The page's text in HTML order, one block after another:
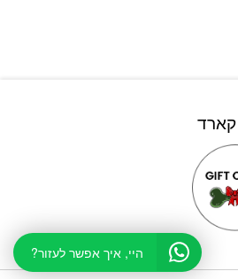
היי, איך אפשר לעזור?